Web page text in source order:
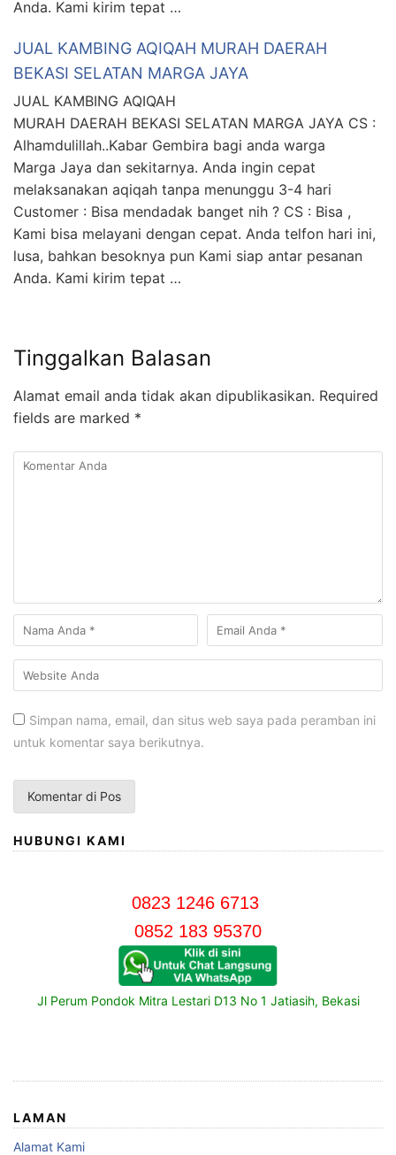
Anda. Kami kirim tepat …
JUAL KAMBING AQIQAH MURAH DAERAH
BEKASI SELATAN MARGA JAYA
JUAL KAMBING AQIQAH
MURAH DAERAH BEKASI SELATAN MARGA JAYA CS :
Alhamdulillah..Kabar Gembira bagi anda warga
Marga Jaya dan sekitarnya. Anda ingin cepat
melaksanakan aqiqah tanpa menunggu 3-4 hari
Customer : Bisa mendadak banget nih ? CS : Bisa ,
Kami bisa melayani dengan cepat. Anda telfon hari ini,
lusa, bahkan besoknya pun Kami siap antar pesanan
Anda. Kami kirim tepat …
Tinggalkan Balasan
Alamat email anda tidak akan dipublikasikan. Required
fields are marked *
Simpan nama, email, dan situs web saya pada peramban ini
untuk komentar saya berikutnya.
HUBUNGI KAMI
0823 1246 6713
0852 183 95370
Jl Perum Pondok Mitra Lestari D13 No 1 Jatiasih, Bekasi
LAMAN
Alamat Kami